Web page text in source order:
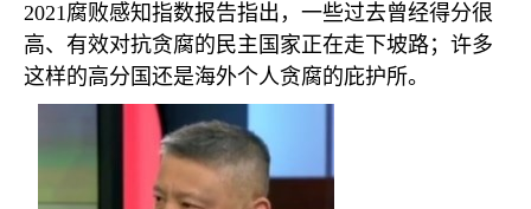
2021腐败感知指数报告指出，一些过去曾经得分很
高、有效对抗贪腐的民主国家正在走下坡路；许多
这样的高分国还是海外个人贪腐的庇护所。